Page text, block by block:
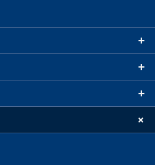
+
+
+
+